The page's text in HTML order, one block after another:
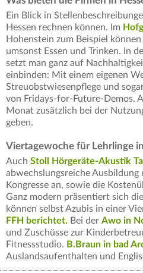
Ein Blick in
Hessen rechnen können. Im
Hohenstein zum Beispiel
umsonst Essen und Trinken. In
setzt man ganz auf
einbinden: Mit einem eigenen
Streuobstwiesenpflege und
von Fridays-for-Future-Demos.
Monat zusätzlich bei der
geben.
Viertagewoche für Lehrlinge in
Auch Stoll Hörgeräte-Akustik
abwechslungsreiche
Kongresse an, sowie die
Ganz modern präsentiert sich
können selbst Azubis in einer
FFH berichtet. Bei der Awo in
und Zuschüsse zur
Fitnessstudio. B.Braun in bad
Auslandsaufenthalten und